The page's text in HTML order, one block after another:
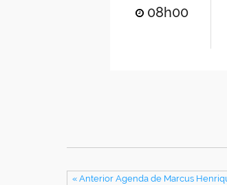
08h00
« Anterior Agenda de Marcus